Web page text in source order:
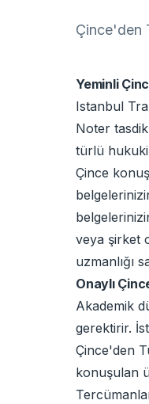
Çince'den
Yeminli
Istanbul
Noter
türlü hukuki
Çince
veya şirket
uzmanlığı
Onaylı
Akademik
gerektirir.
Çince'den
konuşulan